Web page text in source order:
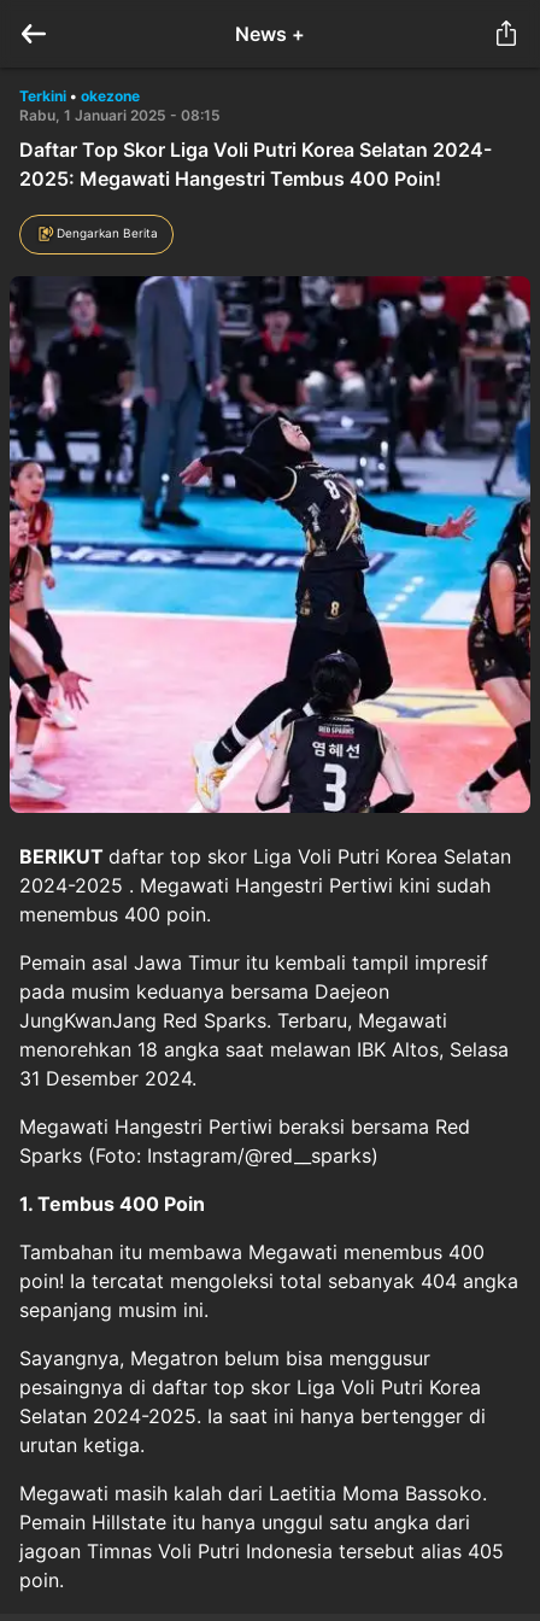
News +
Terkini • okezone
Rabu, 1 Januari 2025 - 08:15
Daftar Top Skor Liga Voli Putri Korea Selatan 2024-
2025: Megawati Hangestri Tembus 400 Poin!
Dengarkan Berita
BERIKUT daftar top skor Liga Voli Putri Korea Selatan
2024-2025 . Megawati Hangestri Pertiwi kini sudah
menembus 400 poin.
Pemain asal Jawa Timur itu kembali tampil impresif
pada musim keduanya bersama Daejeon
JungKwanJang Red Sparks. Terbaru, Megawati
menorehkan 18 angka saat melawan IBK Altos, Selasa
31 Desember 2024.
Megawati Hangestri Pertiwi beraksi bersama Red
Sparks (Foto: Instagram/@red__sparks)
1. Tembus 400 Poin
Tambahan itu membawa Megawati menembus 400
poin! Ia tercatat mengoleksi total sebanyak 404 angka
sepanjang musim ini.
Sayangnya, Megatron belum bisa menggusur
pesaingnya di daftar top skor Liga Voli Putri Korea
Selatan 2024-2025. Ia saat ini hanya bertengger di
urutan ketiga.
Megawati masih kalah dari Laetitia Moma Bassoko.
Pemain Hillstate itu hanya unggul satu angka dari
jagoan Timnas Voli Putri Indonesia tersebut alias 405
poin.